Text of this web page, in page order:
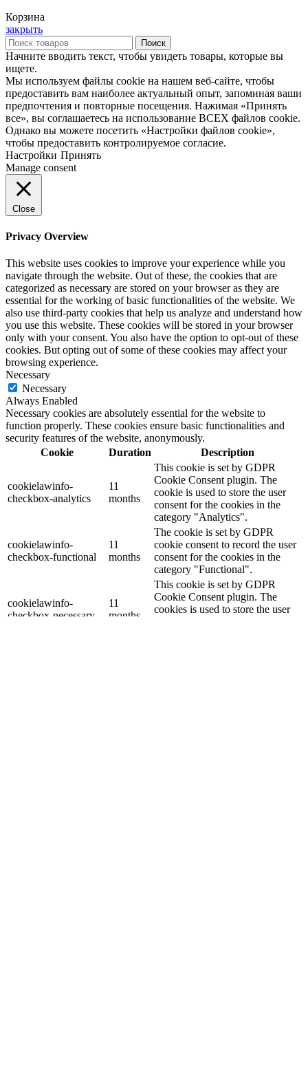
Корзина
закрыть
Поиск
Начните вводить текст, чтобы увидеть товары, которые вы
ищете.
Мы используем файлы cookie на нашем веб-сайте, чтобы
предоставить вам наиболее актуальный опыт, запоминая ваши
предпочтения и повторные посещения. Нажимая «Принять
все», вы соглашаетесь на использование ВСЕХ файлов cookie.
Однако вы можете посетить «Настройки файлов cookie»,
чтобы предоставить контролируемое согласие.
Настройки Принять
Manage consent
Close
Privacy Overview
This website uses cookies to improve your experience while you
navigate through the website. Out of these, the cookies that are
categorized as necessary are stored on your browser as they are
essential for the working of basic functionalities of the website. We
also use third-party cookies that help us analyze and understand how
you use this website. These cookies will be stored in your browser
only with your consent. You also have the option to opt-out of these
cookies. But opting out of some of these cookies may affect your
browsing experience.
Necessary
Necessary
Always Enabled
Necessary cookies are absolutely essential for the website to
function properly. These cookies ensure basic functionalities and
security features of the website, anonymously.
Cookie
Duration Description
cookielawinfo-
checkbox-analytics
11
months
This cookie is set by GDPR
Cookie Consent plugin. The
cookie is used to store the user
consent for the cookies in the
category "Analytics".
cookielawinfo-
checkbox-functional
11
months
The cookie is set by GDPR
cookie consent to record the user
consent for the cookies in the
category "Functional".
cookielawinfo-
checkbox-necessary
11
months
This cookie is set by GDPR
Cookie Consent plugin. The
cookies is used to store the user